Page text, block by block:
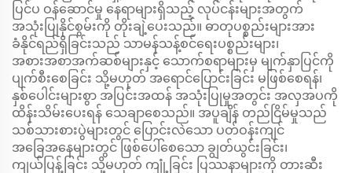
ပြင်ပ ဝန်ဆောင်မှု နေရာများရှိသည့် လုပ်ငန်းများအတွက်
အသုံးပြုနိုင်စွမ်းကို တိုးချဲ့ပေးသည်။ ဓာတုပစ္စည်းများအား
ခံနိုင်ရည်ရှိခြင်းသည် သာမန်သန့်စင်ရေးပစ္စည်းများ၊
အစားအစာအက်ဆစ်များနှင့် သောက်စရာများမှ မျက်နှာပြင်ကို
ပျက်စီးစေခြင်း သို့မဟုတ် အရောင်ပြောင်းခြင်း မဖြစ်စေရန်၊
နှစ်ပေါင်းများစွာ အပြင်းအထန် အသုံးပြုမှုအတွင်း အလှအပကို
ထိန်းသိမ်းပေးရန် သေချာစေသည်။ အပူချိန် တည်ငြိမ်မှုသည်
သစ်သားစားပွဲများတွင် ပြောင်းလဲသော ပတ်ဝန်းကျင်
အခြေအနေများတွင် ဖြစ်ပေါ်စေသော ချွတ်ယွင်းခြင်း၊
ကျယ်ပြန့်ခြင်း သို့မဟုတ် ကျုံ့ခြင်း ပြဿနာများကို တားဆီး